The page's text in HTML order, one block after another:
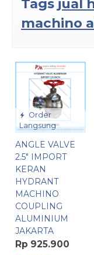
Tags jual
machino
Order
Langsung
ANGLE VALVE
2.5″ IMPORT
KERAN
HYDRANT
MACHINO
COUPLING
ALUMINIUM
JAKARTA
Rp 925.900